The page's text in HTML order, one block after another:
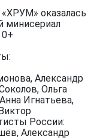
оказалась
минисериал
Александр
Ольга
Игнатьева,
России:
Александр